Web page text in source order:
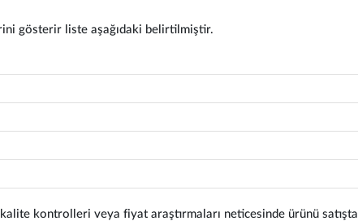
gösterir liste aşağıdaki belirtilmiştir.
kontrolleri veya fiyat araştırmaları neticesinde ürünü